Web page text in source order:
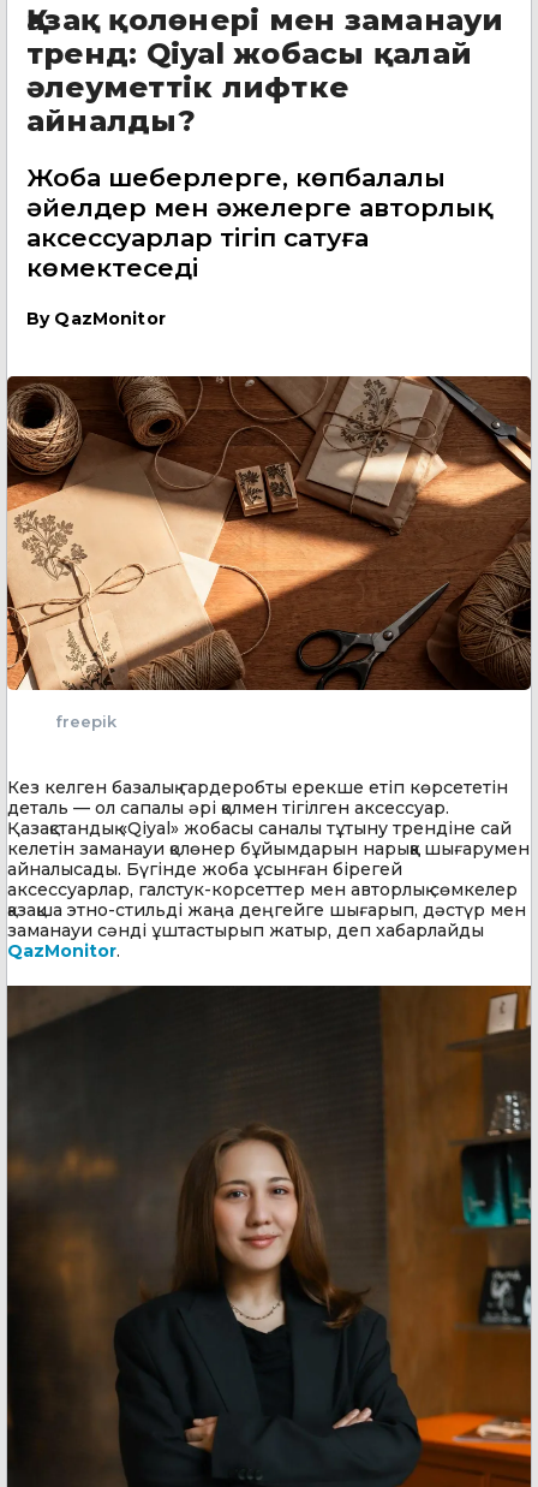
Қазақ қолөнері мен заманауи
тренд: Qiyal жобасы қалай
әлеуметтік лифтке
айналды?
Жоба шеберлерге, көпбалалы
әйелдер мен әжелерге авторлық
аксессуарлар тігіп сатуға
көмектеседі
By QazMonitor
freepik
Кез келген базалық гардеробты ерекше етіп көрсететін
деталь — ол сапалы әрі қолмен тігілген аксессуар.
Қазақстандық «Qiyal» жобасы саналы тұтыну трендіне сай
келетін заманауи қолөнер бұйымдарын нарыққа шығарумен
айналысады. Бүгінде жоба ұсынған бірегей
аксессуарлар, галстук-корсеттер мен авторлық сөмкелер
қазақша этно-стильді жаңа деңгейге шығарып, дәстүр мен
заманауи сәнді ұштастырып жатыр, деп хабарлайды
QazMonitor.